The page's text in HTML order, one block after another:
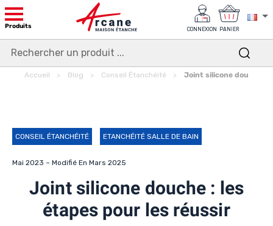
Produits CONNEXION PANIER
Accueil Blog Conseil Étanchéité Joint silicone douche :
CONSEIL ÉTANCHÉITÉ ETANCHÉITÉ SALLE DE BAIN
Mai 2023 – Modifié En Mars 2025
Joint silicone douche : les
étapes pour les réussir